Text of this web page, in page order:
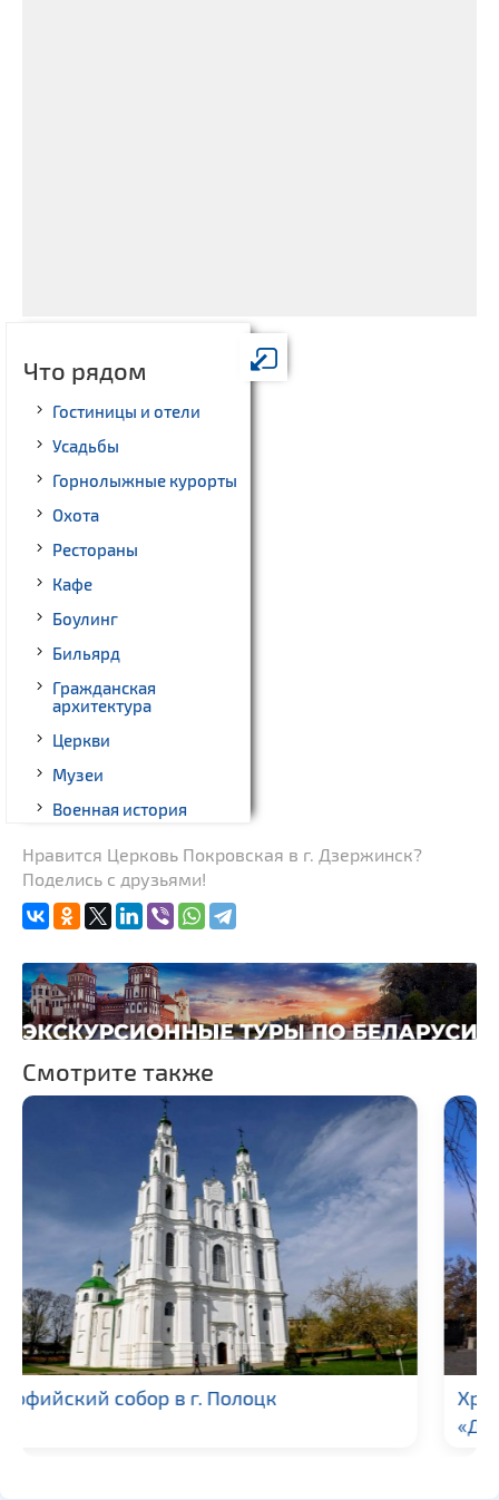
Что рядом
Гостиницы и отели
Усадьбы
Горнолыжные курорты
Охота
Рестораны
Кафе
Боулинг
Бильярд
Гражданская
архитектура
Церкви
Музеи
Военная история
Памятники археологии
Костелы
Нравится Церковь Покровская в г. Дзержинск?
Поделись с друзьями!
Смотрите также
Храм иконы Божьей Матери